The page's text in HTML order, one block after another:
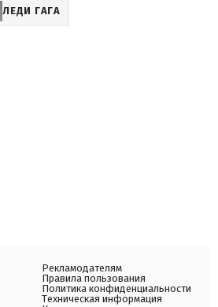
ЛЕДИ ГАГА
Рекламодателям
Правила пользования
Политика конфиденциальности
Техническая информация